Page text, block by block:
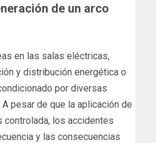
de un arco
en las salas eléctricas,
y distribución energética o
por diversas
pesar de que la aplicación de
los accidentes
y las consecuencias